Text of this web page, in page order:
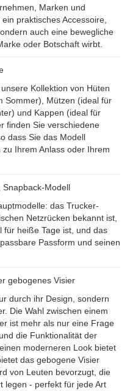
Marken und
praktisches Accessoire,
auch eine bewegliche
oder Botschaft wirbt.
Kollektion von Hüten
Sommer), Mützen (ideal für
und Kappen (ideal für
finden Sie verschiedene
dass Sie das Modell
Ihrem Anlass oder Ihrem
Modell
das Trucker-
Netzrücken bekannt ist,
für heiße Tage ist, und das
Passform und seinen
gebogenes Visier
durch ihr Design, sondern
Die Wahl zwischen einem
ist mehr als nur eine Frage
die Funktionalität der
moderneren Look bietet
das gebogene Visier
von Leuten bevorzugt, die
legen - perfekt für jede Art